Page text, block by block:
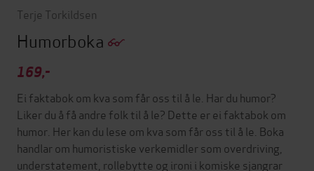
Terje Torkildsen
Humorboka
169,-
Ei faktabok om kva som får oss til å le. Har du humor?
Liker du å få andre folk til å le? Dette er ei faktabok om
humor. Her kan du lese om kva som får oss til å le. Boka
handlar om humoristiske verkemidler som overdriving,
understatement, rollebytte og ironi i komiske sjangrar